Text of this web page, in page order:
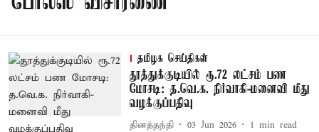
தமிழக செய்திகள்
தூத்துக்குடியில் ரூ.72 லட்சம் பண
மோசடி: த.வெ.க. நிர்வாகி-மனைவி மீது
வழக்குப்பதிவு
தினத்தந்தி 03 Jun 2026 1 min read